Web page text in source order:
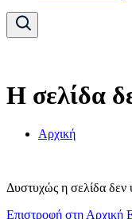
Η σελίδα
Αρχική
Δυστυχώς η σελίδα δεν
Επιστροφή στη Αρχική